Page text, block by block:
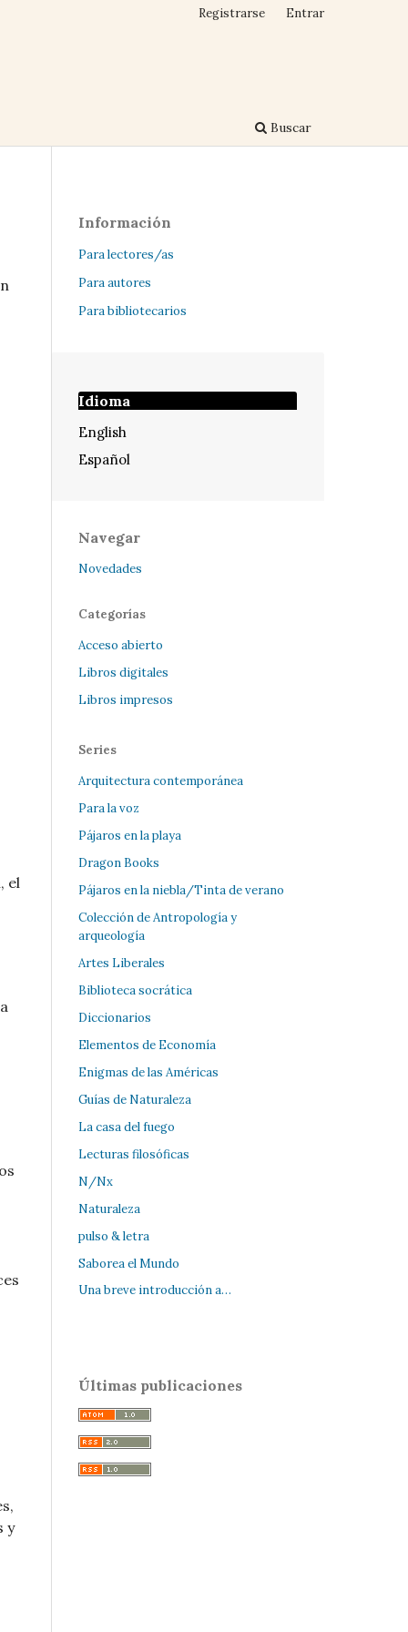
Buscar
Registrarse Entrar
el
y
Información
Para lectores/as
Para autores
Para bibliotecarios
Idioma
English
Español
Navegar
Novedades
Categorías
Acceso abierto
Libros digitales
Libros impresos
Series
Arquitectura contemporánea
Para la voz
Pájaros en la playa
Dragon Books
Pájaros en la niebla/Tinta de verano
Colección de Antropología y
arqueología
Artes Liberales
Biblioteca socrática
Diccionarios
Elementos de Economía
Enigmas de las Américas
Guías de Naturaleza
La casa del fuego
Lecturas filosóficas
N/Nx
Naturaleza
pulso & letra
Saborea el Mundo
Una breve introducción a…
Últimas publicaciones